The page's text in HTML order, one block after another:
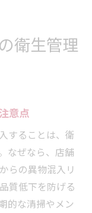
衛生管理
意点
することは、衛
なぜなら、店舗
らの異物混入リ
質低下を防げる
的な清掃やメン